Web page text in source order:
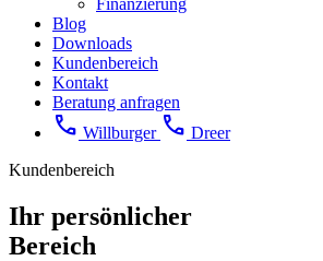
Finanzierung
Blog
Downloads
Kundenbereich
Kontakt
Beratung anfragen
call Willburger call Dreer
Kundenbereich
Ihr persönlicher
Bereich